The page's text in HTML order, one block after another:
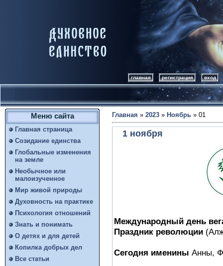
главная регистрация вход
Меню сайта
Главная страница
Созидание единства
Глобальные изменения
на земле
Необычное или
малоизученное
Мир живой природы
Духовность на практике
Психология отношений
Знать и понимать
О детях и для детей
Копилка добрых дел
Все статьи
Главная » 2023 » Ноябрь » 01
1 ноября
Международный день
Праздник революции
Сегодня именины Анны,